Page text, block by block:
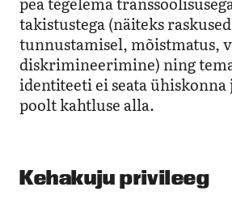
takistustega (näiteks
tunnustamisel, mõistmatus,
diskrimineerimine) ning
identiteeti ei seata ühiskonna
poolt kahtluse alla.
Kehakuju privileeg